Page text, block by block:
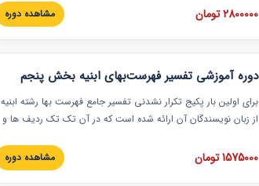
عملی در این خصوص ارائه شده است.
2800000 تومان مشاهده دوره
دوره آموزشی تفسیر فهرست‌بهای ابنیه بخش پنجم
برای اولین بار پکیج تکرار نشدنی تفسیر جامع فهرست بها رشته ابنیه
از زبان نویسندگان آن ارائه شده است که در آن تک تک ردیف ها و
تصویری بوده و به همراه تصاویر عملیات اجرایی مرتبط با ردیف های
فهرست بها ارائه شده است. این دوره با کلام مهندس
1575000 تومان مشاهده دوره